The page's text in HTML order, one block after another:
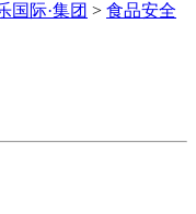
国际·集团 > 食品安全